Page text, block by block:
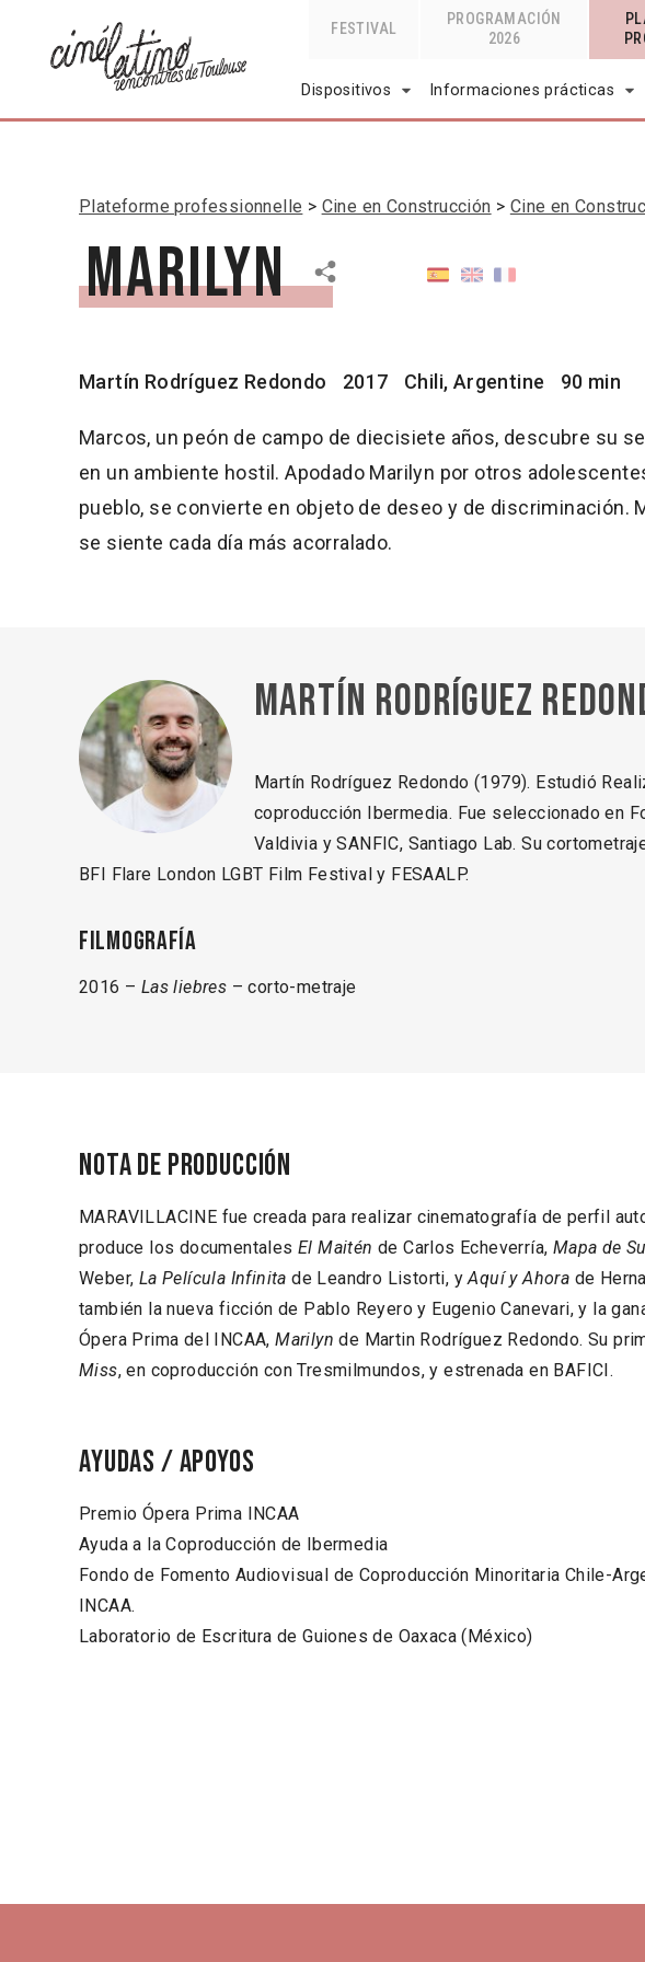
FESTIVAL
PROGRAMACIÓN
2026
Dispositivos Informaciones prácticas
Plateforme professionnelle Cine en Construcción Cine en
Marilyn
Martín Rodríguez Redondo 2017 Chili, Argentine 90 min
Marcos, un peón de campo de diecisiete años, descubre su
en un ambiente hostil. Apodado Marilyn por otros
pueblo, se convierte en objeto de deseo y de discriminación.
se siente cada día más acorralado.
Martín Rodríguez
Martín Rodríguez Redondo (1979). Estudió
coproducción Ibermedia. Fue seleccionado en
Valdivia y SANFIC, Santiago Lab. Su
BFI Flare London LGBT Film Festival y FESAALP.
Filmografía
2016 – Las liebres – corto-metraje
Nota de producción
MARAVILLACINE fue creada para realizar cinematografía de perfil
produce los documentales El Maitén de Carlos Echeverría, Mapa de
Weber, La Película Infinita de Leandro Listorti, yAquí y Ahora de
también la nueva ficción de Pablo Reyero y Eugenio Canevari, y la
Ópera Prima del INCAA,Marilyn de Martin Rodríguez Redondo. Su
Miss, en coproducción con Tresmilmundos, y estrenada en BAFICI.
Ayudas / Apoyos
Premio Ópera Prima INCAA
Ayuda a la Coproducción de Ibermedia
Fondo de Fomento Audiovisual de Coproducción Minoritaria Chile-
INCAA.
Laboratorio de Escritura de Guiones de Oaxaca (México)